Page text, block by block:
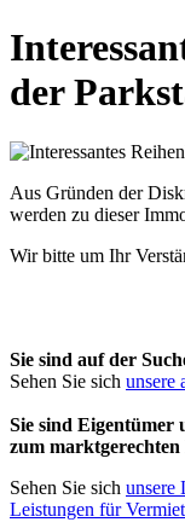
der
Aus Gründen der
werden zu dieser
Wir bitte um Ihr
Sie sind auf der
Sehen Sie sich unsere
Sie sind Eigentümer
zum marktgerechten
Sehen Sie sich unsere
Leistungen für